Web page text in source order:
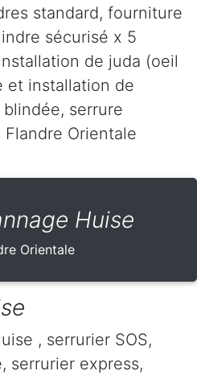
standard, fourniture
sécurisé x 5
de juda (oeil
et installation de
serrure
Orientale
Huise
Orientale
, serrurier SOS,
serrurier express,